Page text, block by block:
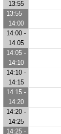
13:55
13:55 -
14:00
14:00 -
14:05
14:05 -
14:10
14:10 -
14:15
14:15 -
14:20
14:20 -
14:25
14:25 -